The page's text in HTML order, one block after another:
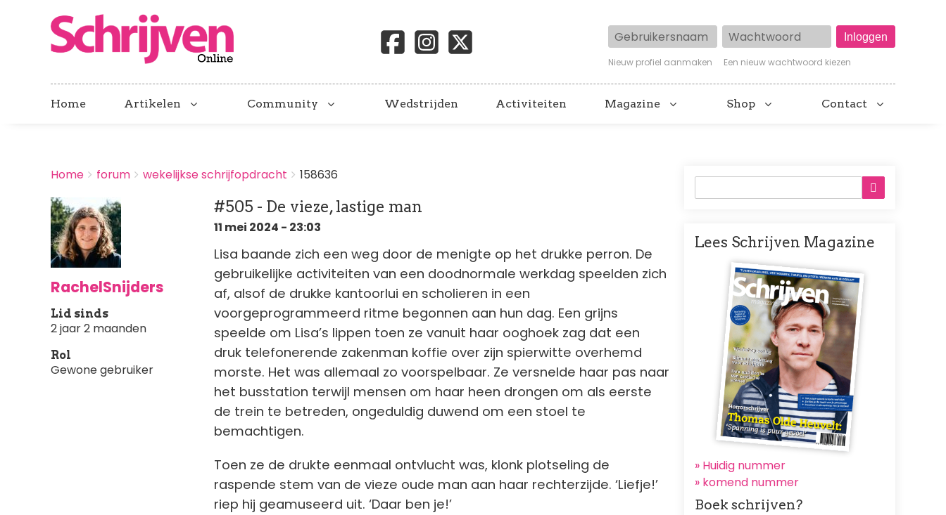
Gebruikersnaam Wachtwoord
Nieuw profiel aanmaken Een nieuw wachtwoord kiezen
Home Artikelen Community Wedstrijden Activiteiten Magazine Shop Contact
BREADCRUMBS
You
here:
Home forum wekelijkse schrijfopdracht 158636
RachelSnijders
Lid sinds
2 jaar 2 maanden
Rol
Gewone gebruiker
#505 - De vieze, lastige man
11 mei 2024 - 23:03
Lisa baande zich een weg door de menigte op het drukke perron. De
gebruikelijke activiteiten van een doodnormale werkdag speelden zich
af, alsof de drukke kantoorlui en scholieren in een
voorgeprogrammeerd ritme begonnen aan hun dag. Een grijns
speelde om Lisa’s lippen toen ze vanuit haar ooghoek zag dat een
druk telefonerende zakenman koffie over zijn spierwitte overhemd
morste. Het was allemaal zo voorspelbaar. Ze versnelde haar pas naar
het busstation terwijl mensen om haar heen drongen om als eerste
de trein te betreden, ongeduldig duwend om een stoel te
bemachtigen.
Toen ze de drukte eenmaal ontvlucht was, klonk plotseling de
raspende stem van de vieze oude man aan haar rechterzijde. ‘Liefje!’
riep hij geamuseerd uit. ‘Daar ben je!’
Lees Schrijven Magazine
Afbeelding
» Huidig nummer
» komend nummer
Boek schrijven?